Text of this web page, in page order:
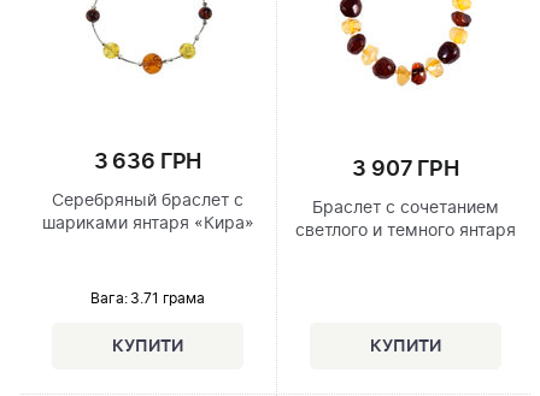
3 636 ГРН
Серебряный браслет с
шариками янтаря «Кира»
Вага: 3.71 грама
3 907 ГРН
Браслет с сочетанием
светлого и темного янтаря